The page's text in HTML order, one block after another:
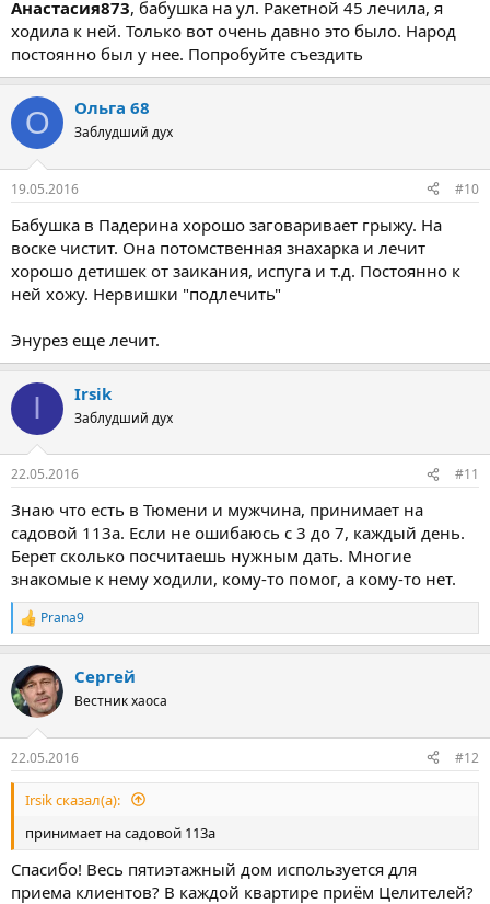
Анастасия873, бабушка на ул. Ракетной 45 лечила, я
ходила к ней. Только вот очень давно это было. Народ
постоянно был у нее. Попробуйте съездить
О Ольга 68
Заблудший дух
19.05.2016 #10
Бабушка в Падерина хорошо заговаривает грыжу. На
воске чистит. Она потомственная знахарка и лечит
хорошо детишек от заикания, испуга и т.д. Постоянно к
ней хожу. Нервишки "подлечить"
Энурез еще лечит.
I Irsik
Заблудший дух
22.05.2016 #11
Знаю что есть в Тюмени и мужчина, принимает на
садовой 113а. Если не ошибаюсь с 3 до 7, каждый день.
Берет сколько посчитаешь нужным дать. Многие
знакомые к нему ходили, кому-то помог, а кому-то нет.
Р
е
к
ц
и
Prana9
Сергей
Вестник хаоса
22.05.2016 #12
Irsik сказал(а):
принимает на садовой 113а
Спасибо! Весь пятиэтажный дом используется для
приема клиентов? В каждой квартире приём Целителей?